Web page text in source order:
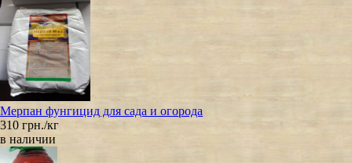
Мерпан фунгицид для сада и огорода
310 грн./кг
в наличии